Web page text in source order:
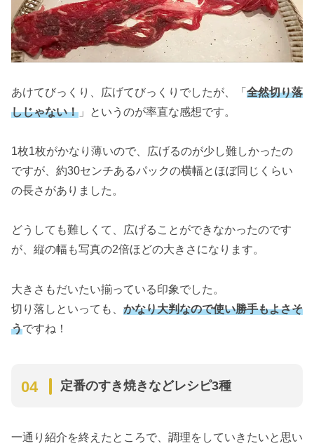
あけてびっくり、広げてびっくりでしたが、「 全然切り落
しじゃない！ 」というのが率直な感想です。
1枚1枚がかなり薄いので、広げるのが少し難しかったの
ですが、約30センチあるパックの横幅とほぼ同じくらい
の長さがありました。
どうしても難しくて、広げることができなかったのです
が、縦の幅も写真の2倍ほどの大きさになります。
大きさもだいたい揃っている印象でした。
切り落しといっても、 かなり大判なので使い勝手もよさそ
うですね！
定番のすき焼きなどレシピ3種
一通り紹介を終えたところで、調理をしていきたいと思い